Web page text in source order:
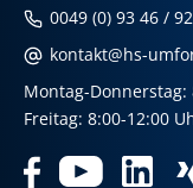
0049 (0) 93 46 /
kontakt@hs-
Montag-Donnerstag:
Freitag: 8:00-12:00